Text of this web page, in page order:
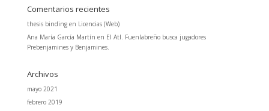
Comentarios recientes
thesis bindingen Licencias (Web)
Ana María García Martín en El Atl. Fuenlabreño busca jugadores
Prebenjamines y Benjamines.
Archivos
mayo 2021
febrero 2019